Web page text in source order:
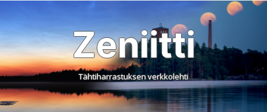
Zeniitti
Tähtiharrastuksen verkkolehti